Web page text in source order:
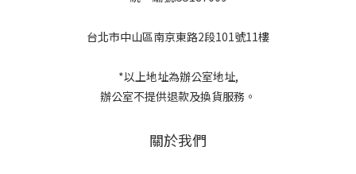
台北市中山區南京東路2段101號11樓
*以上地址為辦公室地址,
辦公室不提供退款及換貨服務。
關於我們